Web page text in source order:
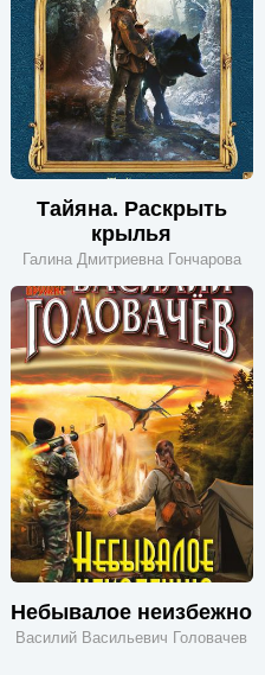
Тайяна. Раскрыть
крылья
Галина Дмитриевна Гончарова
Небывалое неизбежно
Василий Васильевич Головачев